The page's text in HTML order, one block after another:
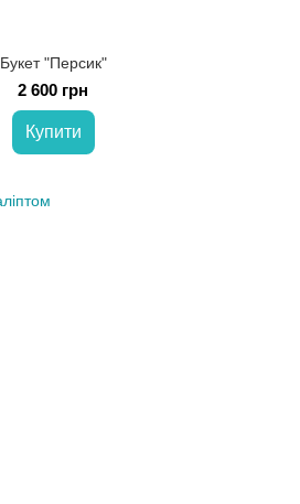
Букет "Персик"
2 600 грн
Купити